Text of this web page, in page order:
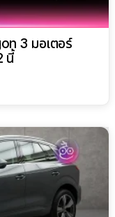
3 มอเตอร์
นี้